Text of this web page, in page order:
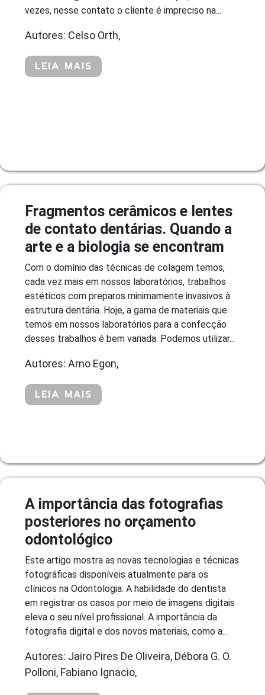
vezes, nesse contato o cliente é impreciso na...
Autores: Celso Orth,
LEIA MAIS
Fragmentos cerâmicos e lentes
de contato dentárias. Quando a
arte e a biologia se encontram
Com o domínio das técnicas de colagem temos,
cada vez mais em nossos laboratórios, trabalhos
estéticos com preparos minimamente invasivos à
estrutura dentária. Hoje, a gama de materiais que
temos em nossos laboratórios para a confecção
desses trabalhos é bem variada. Podemos utilizar...
Autores: Arno Egon,
LEIA MAIS
A importância das fotografias
posteriores no orçamento
odontológico
Este artigo mostra as novas tecnologias e técnicas
fotográficas disponíveis atualmente para os
clínicos na Odontologia. A habilidade do dentista
em registrar os casos por meio de imagens digitais
eleva o seu nível profissional. A importância da
fotografia digital e dos novos materiais, como a...
Autores: Jairo Pires De Oliveira, Débora G. O.
Polloni, Fabiano Ignacio,